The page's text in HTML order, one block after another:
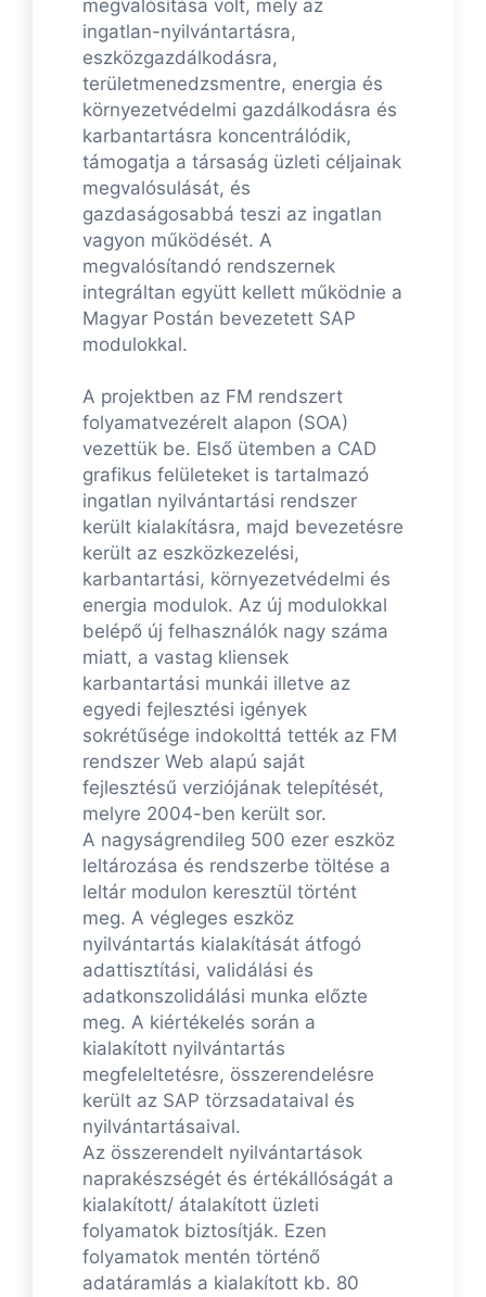
megvalósítása volt, mely az
ingatlan-nyilvántartásra,
eszközgazdálkodásra,
területmenedzsmentre, energia és
környezetvédelmi gazdálkodásra és
karbantartásra koncentrálódik,
támogatja a társaság üzleti céljainak
megvalósulását, és
gazdaságosabbá teszi az ingatlan
vagyon működését. A
megvalósítandó rendszernek
integráltan együtt kellett működnie a
Magyar Postán bevezetett SAP
modulokkal.
A projektben az FM rendszert
folyamatvezérelt alapon (SOA)
vezettük be. Első ütemben a CAD
grafikus felületeket is tartalmazó
ingatlan nyilvántartási rendszer
került kialakításra, majd bevezetésre
került az eszközkezelési,
karbantartási, környezetvédelmi és
energia modulok. Az új modulokkal
belépő új felhasználók nagy száma
miatt, a vastag kliensek
karbantartási munkái illetve az
egyedi fejlesztési igények
sokrétűsége indokolttá tették az FM
rendszer Web alapú saját
fejlesztésű verziójának telepítését,
melyre 2004-ben került sor.
A nagyságrendileg 500 ezer eszköz
leltározása és rendszerbe töltése a
leltár modulon keresztül történt
meg. A végleges eszköz
nyilvántartás kialakítását átfogó
adattisztítási, validálási és
adatkonszolidálási munka előzte
meg. A kiértékelés során a
kialakított nyilvántartás
megfeleltetésre, összerendelésre
került az SAP törzsadataival és
nyilvántartásaival.
Az összerendelt nyilvántartások
naprakészségét és értékállóságát a
kialakított/ átalakított üzleti
folyamatok biztosítják. Ezen
folyamatok mentén történő
adatáramlás a kialakított kb. 80